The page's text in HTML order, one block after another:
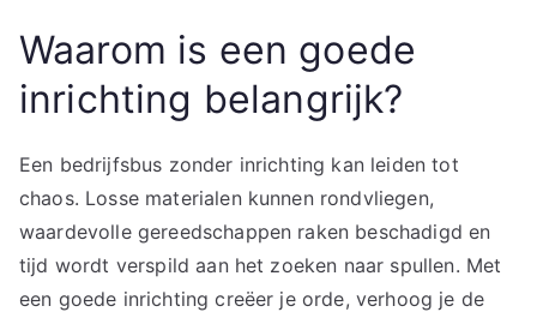
Waarom is een goede
inrichting belangrijk?
Een bedrijfsbus zonder inrichting kan leiden tot
chaos. Losse materialen kunnen rondvliegen,
waardevolle gereedschappen raken beschadigd en
tijd wordt verspild aan het zoeken naar spullen. Met
een goede inrichting creëer je orde, verhoog je de